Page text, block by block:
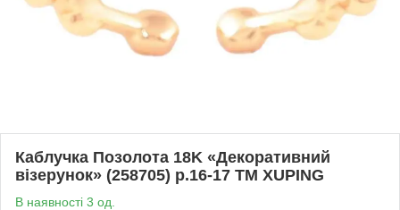
Каблучка Позолота 18K «Декоративний
візерунок» (258705) р.16-17 ТМ XUPING
В наявності 3 од.